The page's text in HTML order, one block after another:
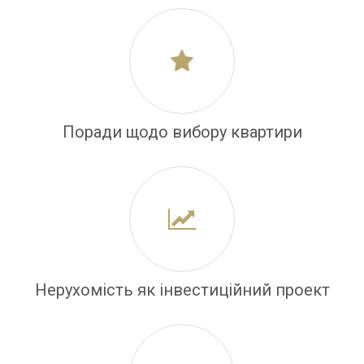
Поради щодо вибору квартири
Нерухомість як інвестиційний проект